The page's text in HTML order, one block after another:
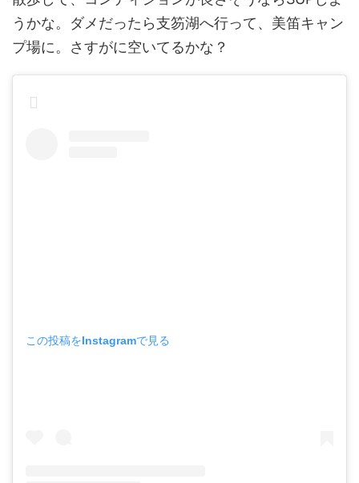
うかな。ダメだったら支笏湖へ行って、美笛キャン
プ場に。さすがに空いてるかな？
この投稿をInstagramで見る